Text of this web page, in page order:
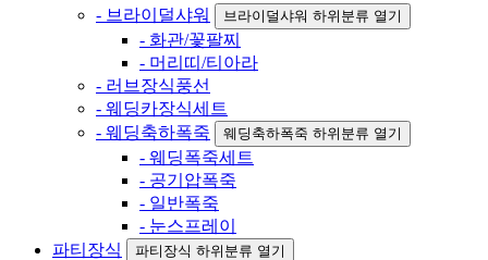
- 브라이덜샤워
브라이덜샤워 하위분류 열기
- 화관/꽃팔찌
- 머리띠/티아라
- 러브장식풍선
- 웨딩카장식세트
- 웨딩축하폭죽
웨딩축하폭죽 하위분류 열기
- 웨딩폭죽세트
- 공기압폭죽
- 일반폭죽
- 눈스프레이
파티장식
파티장식 하위분류 열기